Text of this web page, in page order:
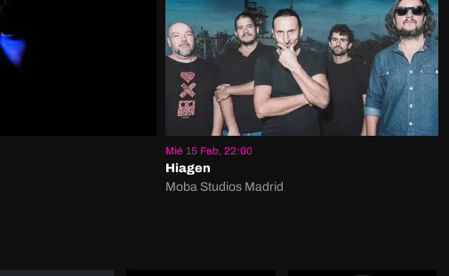
Mié 15 Feb, 22:00
Hiagen
Moba Studios Madrid